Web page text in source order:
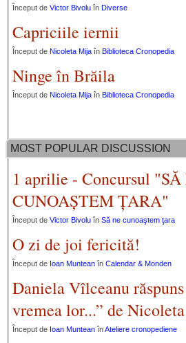
Început de Victor Bivolu în Diverse
Capriciile iernii
Început de Nicoleta Mija în Biblioteca Cronopedia
Ninge în Brăila
Început de Nicoleta Mija în Biblioteca Cronopedia
MOST POPULAR DISCUSSION
1 aprilie - Concursul "SĂ
CUNOAȘTEM ȚARA"
Început de Victor Bivolu în Să ne cunoaştem ţara
O zi de joi fericită!
Început de Ioan Muntean în Calendar & Monden
Daniela Vîlceanu
vremea lor...” de
Început de Ioan Muntean înAteliere cronopediene